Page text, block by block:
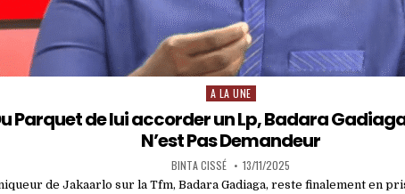
Posted
A LA UNE
Parquet de lui accorder un Lp, Badara
N’est Pas Demandeur
BINTA CISSÉ 13/11/2025
de Jakaarlo sur la Tfm, Badara Gadiaga, reste finalement en